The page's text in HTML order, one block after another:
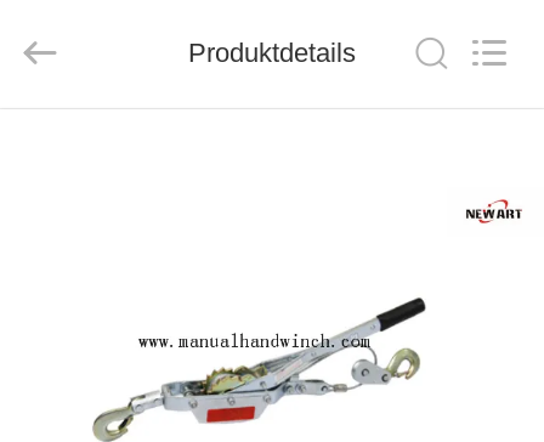
Tools
Co.,Ltd..
Reserved.
Produktdetails